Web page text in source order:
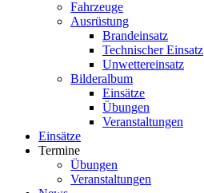
Fahrzeuge
Ausrüstung
Brandeinsatz
Technischer Einsatz
Unwettereinsatz
Bilderalbum
Einsätze
Übungen
Veranstaltungen
Einsätze
Termine
Übungen
Veranstaltungen